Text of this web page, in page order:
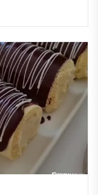
acemiler